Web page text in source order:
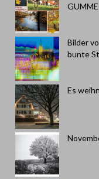
Bilder
bunte
Es